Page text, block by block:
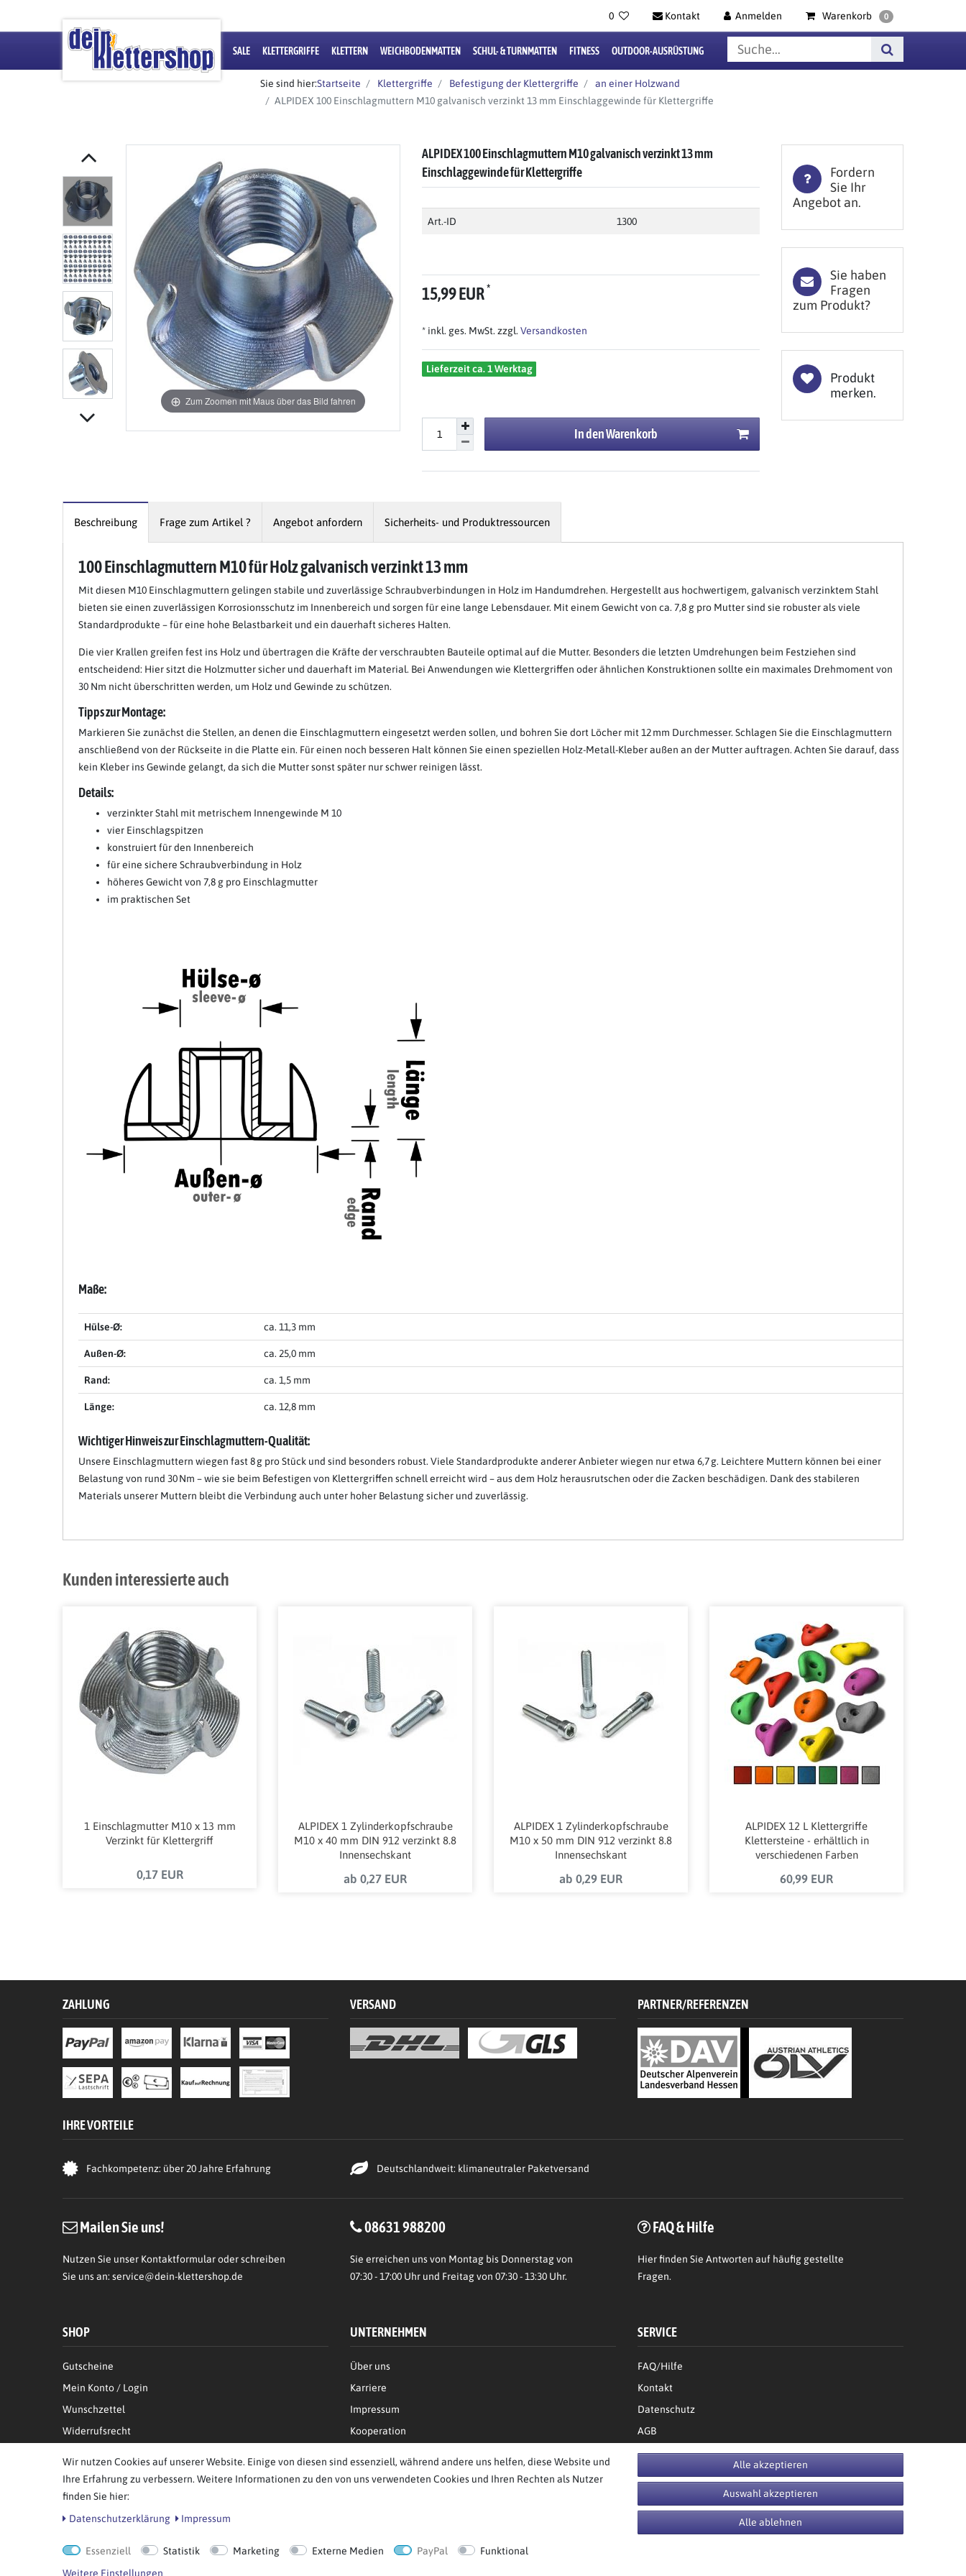
0 Kontakt Anmelden Warenkorb 0
SALE KLETTERGRIFFE KLETTERN WEICHBODENMATTEN SCHUL- & TURNMATTEN FITNESS OUTDOOR-AUSRÜSTUNG
Sie sind hier:Startseite Klettergriffe Befestigung der Klettergriffe
an einer Holzwand
ALPIDEX 100 Einschlagmuttern M10 galvanisch verzinkt 13 mm Einschlaggewinde für Klettergriffe
Item 1 of 7
Zum Zoomen mit Maus über das Bild fahren
ALPIDEX 100 Einschlagmuttern M10 galvanisch verzinkt 13 mm
Einschlaggewinde für Klettergriffe
Art.-ID 1300
15,99 EUR*
* inkl. ges. MwSt. zzgl. Versandkosten
Lieferzeit ca. 1 Werktag
In den Warenkorb
Fordern
Sie Ihr
Angebot an.
Sie haben
Fragen
zum Produkt?
Produkt
merken.
Beschreibung Frage zum Artikel ? Angebot anfordern Sicherheits- und Produktressourcen
100 Einschlagmuttern M10 für Holz galvanisch verzinkt 13 mm
Mit diesen M10 Einschlagmuttern gelingen stabile und zuverlässige Schraubverbindungen in Holz im Handumdrehen. Hergestellt aus hochwertigem, galvanisch verzinktem Stahl
bieten sie einen zuverlässigen Korrosionsschutz im Innenbereich und sorgen für eine lange Lebensdauer. Mit einem Gewicht von ca. 7,8 g pro Mutter sind sie robuster als viele
Standardprodukte – für eine hohe Belastbarkeit und ein dauerhaft sicheres Halten.
Die vier Krallen greifen fest ins Holz und übertragen die Kräfte der verschraubten Bauteile optimal auf die Mutter. Besonders die letzten Umdrehungen beim Festziehen sind
entscheidend: Hier sitzt die Holzmutter sicher und dauerhaft im Material. Bei Anwendungen wie Klettergriffen oder ähnlichen Konstruktionen sollte ein maximales Drehmoment von
30 Nm nicht überschritten werden, um Holz und Gewinde zu schützen.
Tipps zur Montage:
Markieren Sie zunächst die Stellen, an denen die Einschlagmuttern eingesetzt werden sollen, und bohren Sie dort Löcher mit 12 mm Durchmesser. Schlagen Sie die Einschlagmuttern
anschließend von der Rückseite in die Platte ein. Für einen noch besseren Halt können Sie einen speziellen Holz-Metall-Kleber außen an der Mutter auftragen. Achten Sie darauf, dass
kein Kleber ins Gewinde gelangt, da sich die Mutter sonst später nur schwer reinigen lässt.
Details:
verzinkter Stahl mit metrischem Innengewinde M 10
vier Einschlagspitzen
konstruiert für den Innenbereich
für eine sichere Schraubverbindung in Holz
höheres Gewicht von 7,8 g pro Einschlagmutter
im praktischen Set
Maße:
Hülse-Ø: ca. 11,3 mm
Außen-Ø: ca. 25,0 mm
Rand: ca. 1,5 mm
Länge: ca. 12,8 mm
Wichtiger Hinweis zur Einschlagmuttern-Qualität:
Unsere Einschlagmuttern wiegen fast 8 g pro Stück und sind besonders robust. Viele Standardprodukte anderer Anbieter wiegen nur etwa 6,7 g. Leichtere Muttern können bei einer
Belastung von rund 30 Nm – wie sie beim Befestigen von Klettergriffen schnell erreicht wird – aus dem Holz herausrutschen oder die Zacken beschädigen. Dank des stabileren
Materials unserer Muttern bleibt die Verbindung auch unter hoher Belastung sicher und zuverlässig.
Kunden interessierte auch
1 Einschlagmutter M10 x 13 mm
Verzinkt für Klettergriff
0,17 EUR
ALPIDEX 1 Zylinderkopfschraube
M10 x 40 mm DIN 912 verzinkt 8.8
Innensechskant
ab 0,27 EUR
ALPIDEX 1 Zylinderkopfschraube
M10 x 50 mm DIN 912 verzinkt 8.8
Innensechskant
ab 0,29 EUR
ALPIDEX 12 L Klettergriffe
Klettersteine - erhältlich in
verschiedenen Farben
60,99 EUR
ZAHLUNG VERSAND PARTNER/REFERENZEN
IHRE VORTEILE
Fachkompetenz: über 20 Jahre Erfahrung Deutschlandweit: klimaneutraler Paketversand
Mailen Sie uns!
Nutzen Sie unser Kontaktformular oder schreiben
Sie uns an: service@dein-klettershop.de
08631 988200
Sie erreichen uns von Montag bis Donnerstag von
07:30 - 17:00 Uhr und Freitag von 07:30 - 13:30 Uhr.
FAQ & Hilfe
Hierfinden Sie Antworten auf häufig gestellte
Fragen.
SHOP
Gutscheine
Mein Konto / Login
Wunschzettel
Widerrufsrecht
UNTERNEHMEN
Über uns
Karriere
Impressum
Kooperation
SERVICE
FAQ/Hilfe
Kontakt
Datenschutz
AGB
Bestellung widerrufen
Wir nutzen Cookies auf unserer Website. Einige von diesen sind essenziell, während andere uns helfen, diese Website und
Ihre Erfahrung zu verbessern. Weitere Informationen zu den von uns verwendeten Cookies und Ihren Rechten als Nutzer
finden Sie hier:
Daten­schutz­erklärung
Impressum
Essenziell Statistik Marketing Externe Medien PayPal
Funktional
Weitere Einstellungen
Alle akzeptieren
Auswahl akzeptieren
Alle ablehnen